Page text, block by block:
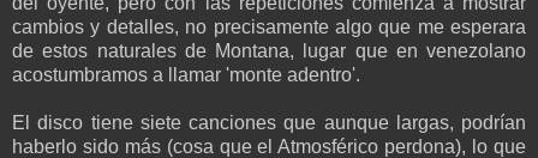
cambios y detalles, no precisamente algo que me esperara
de estos naturales de Montana, lugar que en venezolano
acostumbramos a llamar 'monte adentro'.
El disco tiene siete canciones que aunque largas, podrían
haberlo sido más (cosa que el Atmosférico perdona), lo que